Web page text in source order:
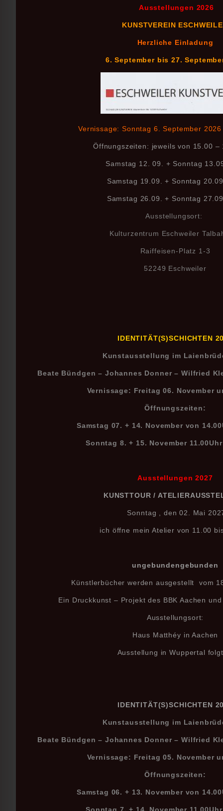
Ausstellungen 2026
KUNSTVEREIN
Herzliche Einladung
6. September bis 27.
Vernissage: Sonntag 6. September
Öffnungszeiten: jeweils von 15.00 –
Samstag 12. 09. + Sonntag
Samstag 19.09. + Sonntag
Samstag 26.09. + Sonntag
Ausstellungsort:
Kulturzentrum Eschweiler
Raiffeisen-Platz 1-3
52249 Eschweiler
IDENTITÄT(S)SCHICHTEN
Kunstausstellung im
Beate Bündgen – Johannes Donner – Wilfried
Vernissage: Freitag 06. November
Öffnungszeiten:
Samstag 07. + 14. November von
Sonntag 8. + 15. November
Ausstellungen 2027
KUNSTTOUR /
Sonntag , den 02. Mai
ich öffne mein Atelier von 11.00
ungebundengebunden
Künstlerbücher werden ausgestellt vom
Ein Druckkunst – Projekt des BBK Aachen
Ausstellungsort:
Haus Matthéy in Aachen
Ausstellung in Wuppertal
IDENTITÄT(S)SCHICHTEN
Kunstausstellung im
Beate Bündgen – Johannes Donner – Wilfried
Vernissage: Freitag 05. November
Öffnungszeiten:
Samstag 06. + 13. November von
Sonntag 7. + 14. November